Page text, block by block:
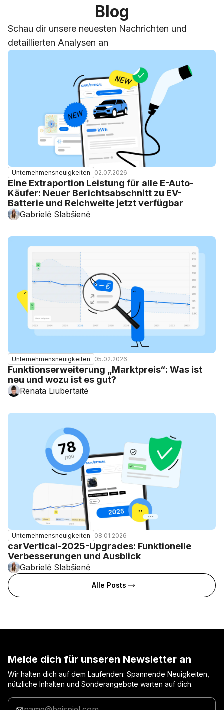
Blog
Schau dir unsere neuesten Nachrichten und
detaillierten Analysen an
Unternehmensneuigkeiten 02.07.2026
Eine Extraportion Leistung für alle E-Auto-
Käufer: Neuer Berichtsabschnitt zu EV-
Batterie und Reichweite jetzt verfügbar
Gabrielė Slabšienė
Unternehmensneuigkeiten 05.02.2026
Funktionserweiterung „Marktpreis“: Was ist
neu und wozu ist es gut?
Renata Liubertaitė
Unternehmensneuigkeiten 08.01.2026
carVertical-2025-Upgrades: Funktionelle
Verbesserungen und Ausblick
Gabrielė Slabšienė
Alle Posts
Melde dich für unseren Newsletter an
Wir halten dich auf dem Laufenden: Spannende Neuigkeiten,
nützliche Inhalten und Sonderangebote warten auf dich.
Gib